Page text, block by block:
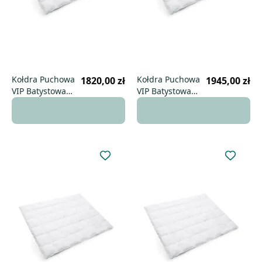
Kołdra Puchowa
VIP Batystowa
140x200 zimowa
1820,00 zł
Kołdra Puchowa
VIP Batystowa
150x200 zimowa
1945,00 zł